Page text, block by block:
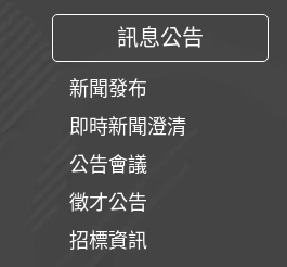
訊息公告
新聞發布
即時新聞澄清
公告會議
徵才公告
招標資訊